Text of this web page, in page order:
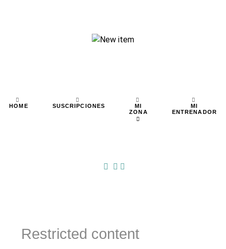
HOME SUSCRIPCIONES
MI
ZONA
MI
ENTRENADOR
Restricted content